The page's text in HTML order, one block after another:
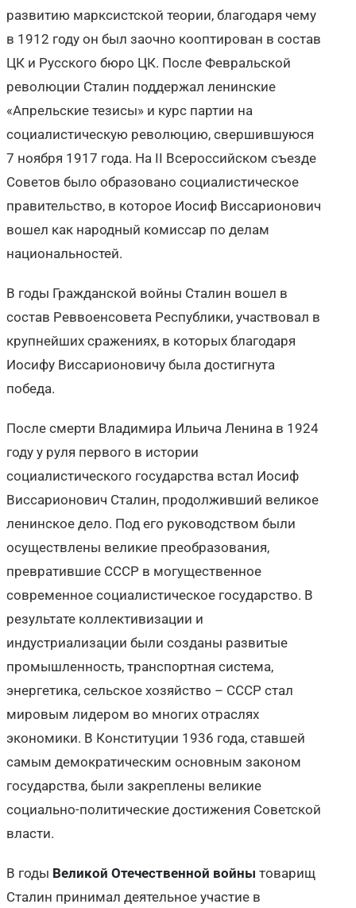
развитию марксистской теории, благодаря чему
в 1912 году он был заочно кооптирован в состав
ЦК и Русского бюро ЦК. После Февральской
революции Сталин поддержал ленинские
«Апрельские тезисы» и курс партии на
социалистическую революцию, свершившуюся
7 ноября 1917 года. На II Всероссийском съезде
Советов было образовано социалистическое
правительство, в которое Иосиф Виссарионович
вошел как народный комиссар по делам
национальностей.
В годы Гражданской войны Сталин вошел в
состав Реввоенсовета Республики, участвовал в
крупнейших сражениях, в которых благодаря
Иосифу Виссарионовичу была достигнута
победа.
После смерти Владимира Ильича Ленина в 1924
году у руля первого в истории
социалистического государства встал Иосиф
Виссарионович Сталин, продолживший великое
ленинское дело. Под его руководством были
осуществлены великие преобразования,
превратившие СССР в могущественное
современное социалистическое государство. В
результате коллективизации и
индустриализации были созданы развитые
промышленность, транспортная система,
энергетика, сельское хозяйство – СССР стал
мировым лидером во многих отраслях
экономики. В Конституции 1936 года, ставшей
самым демократическим основным законом
государства, были закреплены великие
социально-политические достижения Советской
власти.
В годы Великой Отечественной войны товарищ
Сталин принимал деятельное участие в